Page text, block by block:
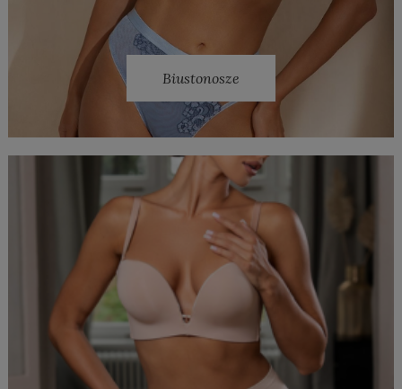
Biustonosze